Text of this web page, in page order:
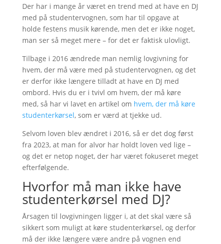
Der har i mange år været en trend med at have en DJ
med på studentervognen, som har til opgave at
holde festens musik kørende, men det er ikke noget,
man ser så meget mere – for det er faktisk ulovligt.
Tilbage i 2016 ændrede man nemlig lovgivning for
hvem, der må være med på studentervognen, og det
er derfor ikke længere tilladt at have en DJ med
ombord. Hvis du er i tvivl om hvem, der må køre
med, så har vi lavet en artikel om hvem, der må køre
studenterkørsel, som er værd at tjekke ud.
Selvom loven blev ændret i 2016, så er det dog først
fra 2023, at man for alvor har holdt loven ved lige –
og det er netop noget, der har været fokuseret meget
efterfølgende.
Hvorfor må man ikke have
studenterkørsel med DJ?
Årsagen til lovgivningen ligger i, at det skal være så
sikkert som muligt at køre studenterkørsel, og derfor
må der ikke længere være andre på vognen end